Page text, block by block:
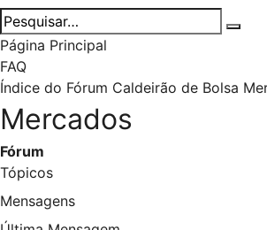
Página Principal
FAQ
Índice do Fórum Caldeirão de Bolsa
Mercados
Fórum
Tópicos
Mensagens